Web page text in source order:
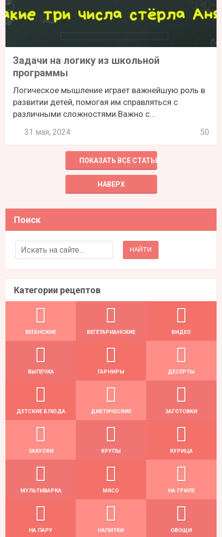
Задачи на логику из школьной
программы
Логическое мышление играет важнейшую роль в
развитии детей, помогая им справляться с
различными сложностями.Важно с...
31 мая, 2024 50
ПОКАЗАТЬ ВСЕ СТАТЬИ
НАВЕРХ
Поиск
Search for:
Категории рецептов
ВЕГАНСКИЕ ВЕГЕТАРИАНСКИЕ ВИДЕО
ВЫПЕЧКА ГАРНИРЫ ДЕСЕРТЫ
ДЕТСКИЕ БЛЮДА ДИЕТИЧЕСКИЕ ЗАГОТОВКИ
ЗАКУСКИ КРУПЫ КУРИЦА
МУЛЬТИВАРКА МЯСО НА ГРИЛЕ
НА ПАРУ НАПИТКИ ОВОЩИ